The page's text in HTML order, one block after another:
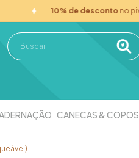
10% de descontono pix
CANECAS & COPOS